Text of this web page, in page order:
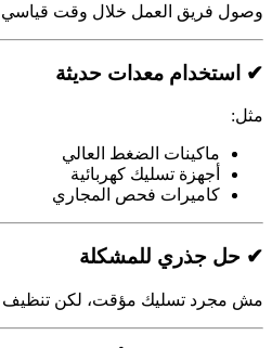
وصول فريق العمل خلال وقت قياسي
✔ استخدام معدات حديثة
مثل:
ماكينات الضغط العالي
أجهزة تسليك كهربائية
كاميرات فحص المجاري
✔ حل جذري للمشكلة
مش مجرد تسليك مؤقت، لكن تنظيف